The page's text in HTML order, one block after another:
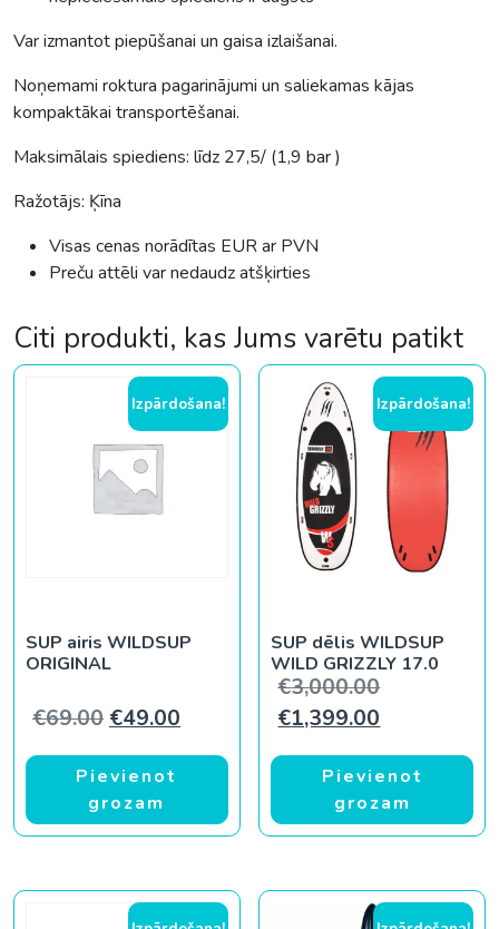
Var izmantot piepūšanai un gaisa izlaišanai.
Noņemami roktura pagarinājumi un saliekamas kājas
kompaktākai transportēšanai.
Maksimālais spiediens: līdz 27,5/ (1,9 bar )
Ražotājs: Ķīna
Visas cenas norādītas EUR ar PVN
Preču attēli var nedaudz atšķirties
Citi produkti, kas Jums varētu patikt
Izpārdošana!
SUP airis WILDSUP
ORIGINAL
€69.00 Original price was: €69.00.
€49.00 Current price is: €49.00.
Pievienot
grozam
Izpārdošana!
SUP dēlis WILDSUP
WILD GRIZZLY 17.0
€3,000.00Original
€1,399.00
Pievienot
grozam